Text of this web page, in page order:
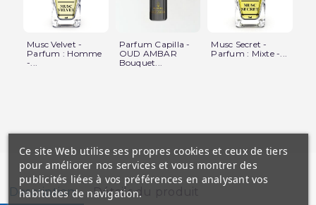
Musc Velvet -
Parfum : Homme
-...
Parfum Capilla -
OUD AMBAR
Bouquet...
Musc Secret -
Parfum : Mixte -...
Description Détails du produit
Ce site Web utilise ses propres cookies et ceux de tiers
pour améliorer nos services et vous montrer des
publicités liées à vos préférences en analysant vos
habitudes de navigation.